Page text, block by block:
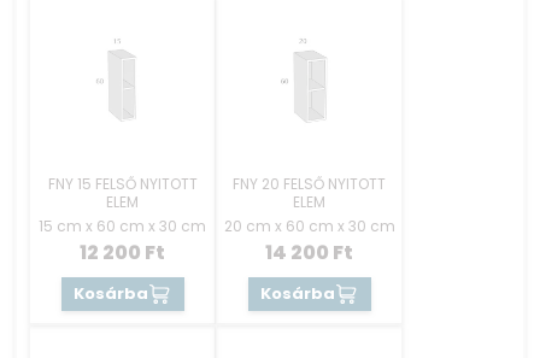
FNY 15 FELSŐ NYITOTT
ELEM
15 cm x 60 cm x 30 cm
12 200 Ft
Kosárba
FNY 20 FELSŐ NYITOTT
ELEM
20 cm x 60 cm x 30 cm
14 200 Ft
Kosárba